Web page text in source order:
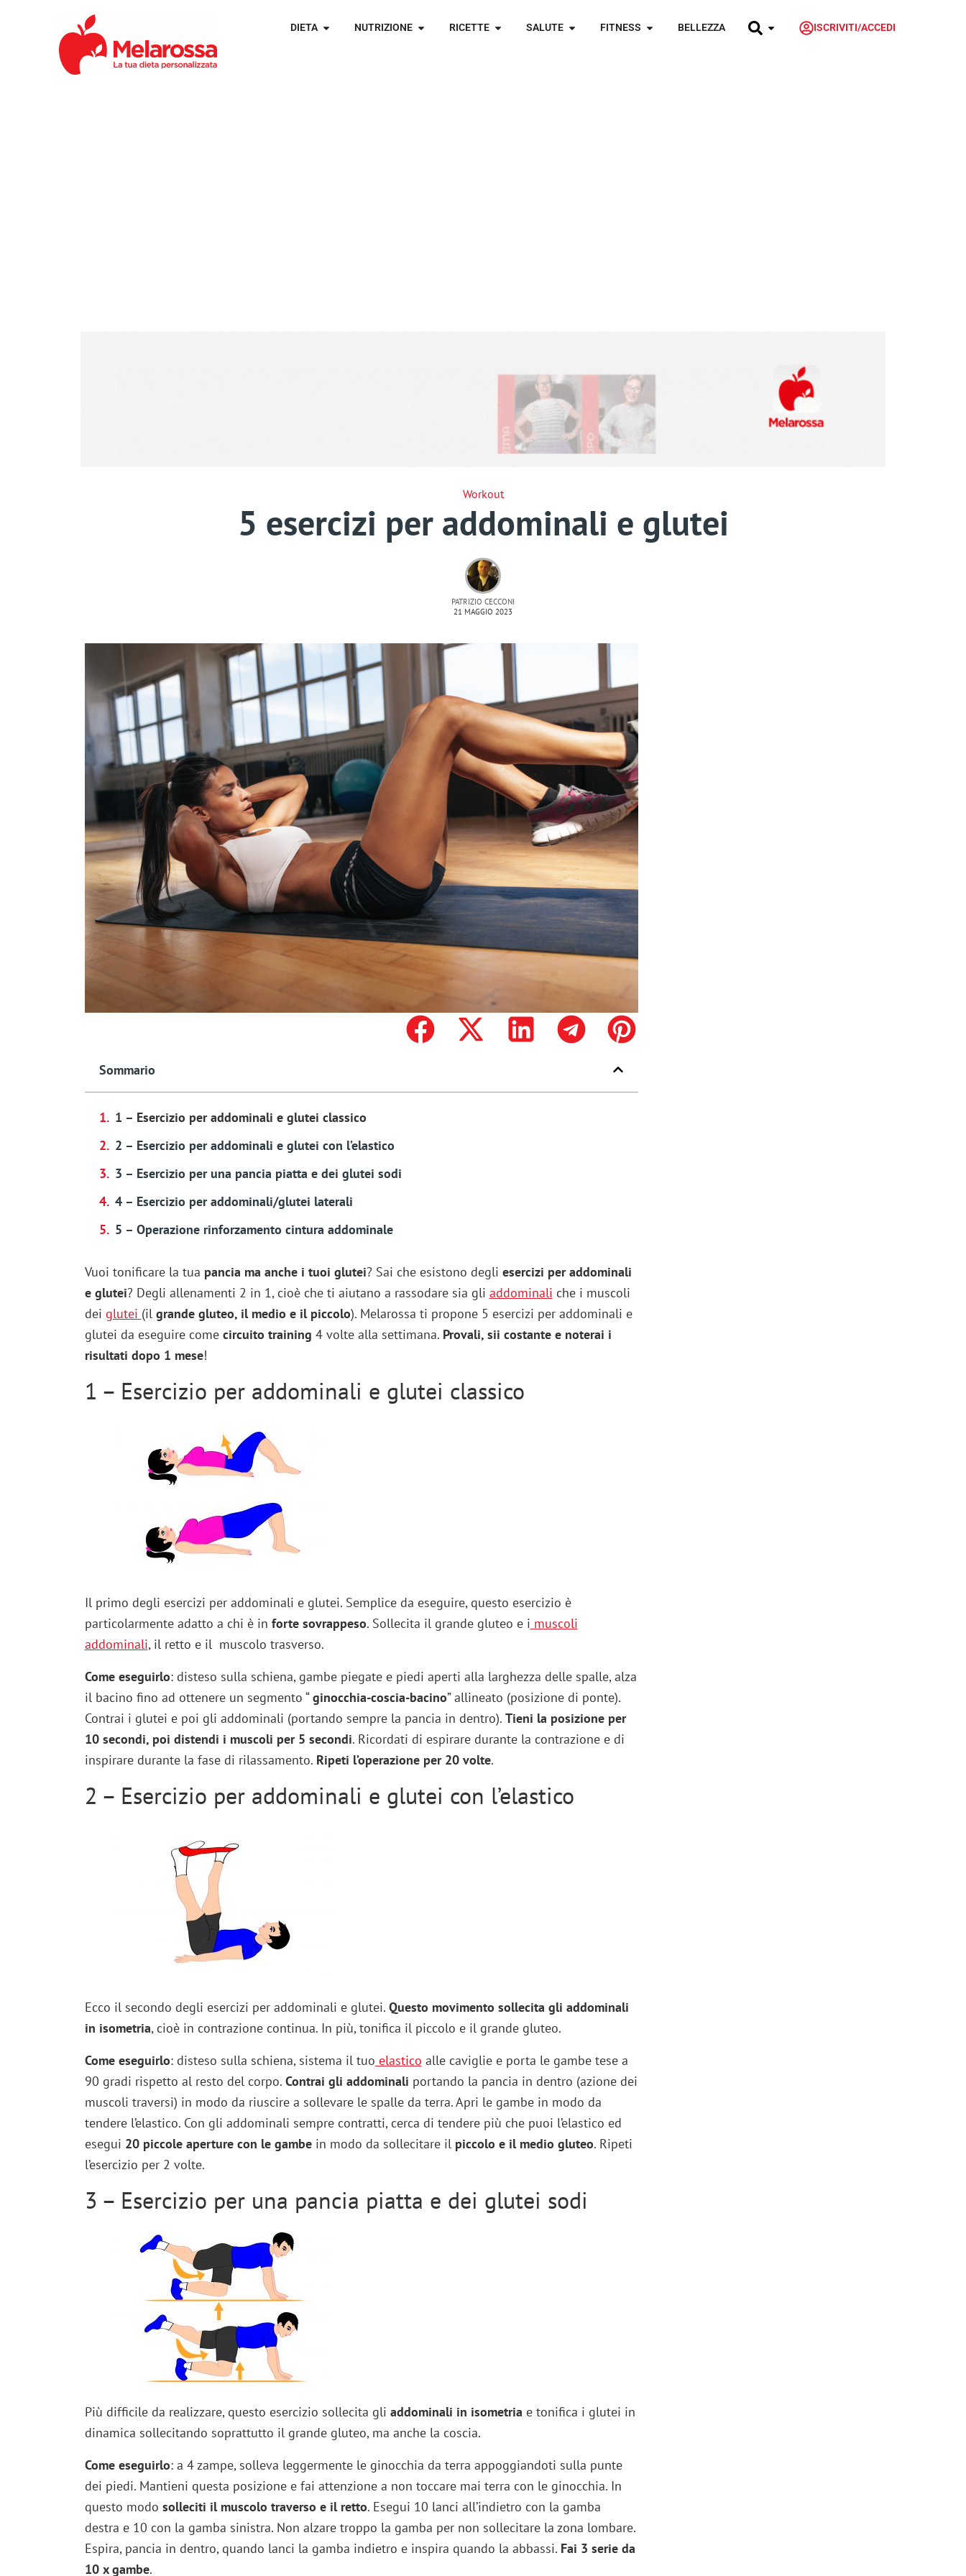
DIETA NUTRIZIONE RICETTE SALUTE FITNESS BELLEZZA ISCRIVITI/ACCEDI
Workout
5 esercizi per addominali e glutei
PATRIZIO CECCONI
21 MAGGIO 2023
Sommario
1 – Esercizio per addominali e glutei classico
2 – Esercizio per addominali e glutei con l’elastico
3 – Esercizio per una pancia piatta e dei glutei sodi
4 – Esercizio per addominali/glutei laterali
5 – Operazione rinforzamento cintura addominale
Vuoi tonificare la tua pancia ma anche i tuoi glutei? Sai che esistono degli esercizi per addominali
e glutei? Degli allenamenti 2 in 1, cioè che ti aiutano a rassodare sia gli addominali che i muscoli
dei glutei (il grande gluteo, il medio e il piccolo). Melarossa ti propone 5 esercizi per addominali e
glutei da eseguire come circuito training 4 volte alla settimana. Provali, sii costante e noterai i
risultati dopo 1 mese!
1 – Esercizio per addominali e glutei classico
Il primo degli esercizi per addominali e glutei. Semplice da eseguire, questo esercizio è
particolarmente adatto a chi è in forte sovrappeso. Sollecita il grande gluteo e i muscoli
addominali, il retto e il muscolo trasverso.
Come eseguirlo: disteso sulla schiena, gambe piegate e piedi aperti alla larghezza delle spalle, alza
il bacino fino ad ottenere un segmento “ginocchia-coscia-bacino” allineato (posizione di ponte).
Contrai i glutei e poi gli addominali (portando sempre la pancia in dentro). Tieni la posizione per
10 secondi, poi distendi i muscoli per 5 secondi. Ricordati di espirare durante la contrazione e di
inspirare durante la fase di rilassamento. Ripeti l’operazione per 20 volte.
2 – Esercizio per addominali e glutei con l’elastico
Ecco il secondo degli esercizi per addominali e glutei. Questo movimento sollecita gli addominali
in isometria, cioè in contrazione continua. In più, tonifica il piccolo e il grande gluteo.
Come eseguirlo: disteso sulla schiena, sistema il tuo elastico alle caviglie e porta le gambe tese a
90 gradi rispetto al resto del corpo. Contrai gli addominali portando la pancia in dentro (azione dei
muscoli traversi) in modo da riuscire a sollevare le spalle da terra. Apri le gambe in modo da
tendere l’elastico. Con gli addominali sempre contratti, cerca di tendere più che puoi l’elastico ed
esegui 20 piccole aperture con le gambein modo da sollecitare il piccolo e il medio gluteo. Ripeti
l’esercizio per 2 volte.
3 – Esercizio per una pancia piatta e dei glutei sodi
Più difficile da realizzare, questo esercizio sollecita gli addominali in isometria e tonifica i glutei in
dinamica sollecitando soprattutto il grande gluteo, ma anche la coscia.
Come eseguirlo: a 4 zampe, solleva leggermente le ginocchia da terra appoggiandoti sulla punte
dei piedi. Mantieni questa posizione e fai attenzione a non toccare mai terra con le ginocchia. In
questo modo solleciti il muscolo traverso e il retto. Esegui 10 lanci all’indietro con la gamba
destra e 10 con la gamba sinistra. Non alzare troppo la gamba per non sollecitare la zona lombare.
Espira, pancia in dentro, quando lanci la gamba indietro e inspira quando la abbassi. Fai 3 serie da
10 x gambe.